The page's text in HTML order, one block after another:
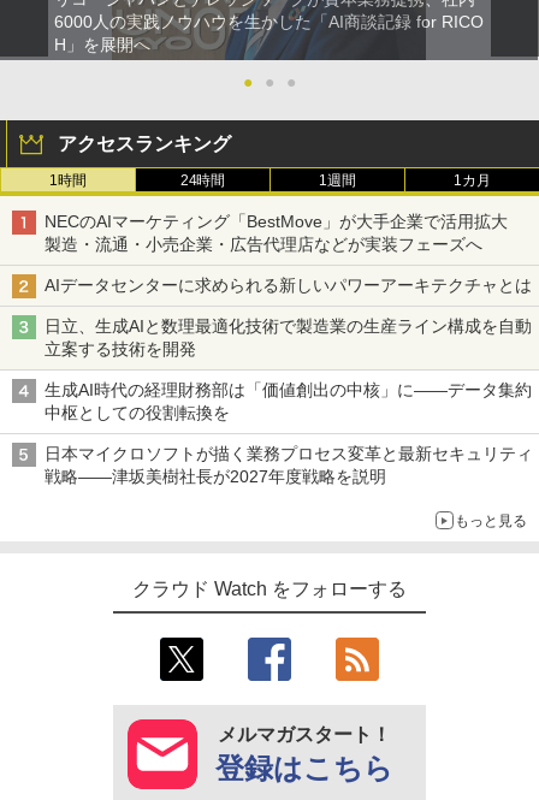
6000人の実践ノウハウを生かした「AI商談記録 for RICO
H」を展開へ
●
● ●
アクセスランキング
1時間 24時間 1週間 1カ月
NECのAIマーケティング「BestMove」が大手企業で活用拡大
製造・流通・小売企業・広告代理店などが実装フェーズへ
AIデータセンターに求められる新しいパワーアーキテクチャとは
日立、生成AIと数理最適化技術で製造業の生産ライン構成を自動
立案する技術を開発
生成AI時代の経理財務部は「価値創出の中核」に――データ集約
中枢としての役割転換を
日本マイクロソフトが描く業務プロセス変革と最新セキュリティ
戦略――津坂美樹社長が2027年度戦略を説明
もっと見る
クラウド Watch をフォローする
メルマガスタート！
登録はこちら